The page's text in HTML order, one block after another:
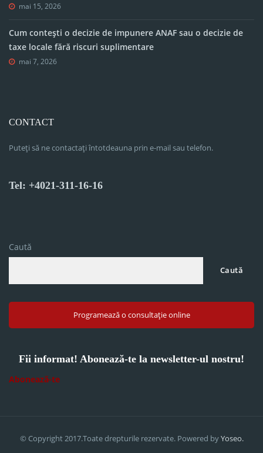
mai 15, 2026
Cum contești o decizie de impunere ANAF sau o decizie de
taxe locale fără riscuri suplimentare
mai 7, 2026
CONTACT
Puteți să ne contactați întotdeauna prin e-mail sau telefon.
Tel: +4021-311-16-16
Caută
Caută
Programează o consultație online
Fii informat! Abonează-te la newsletter-ul nostru!
Abonează-te
© Copyright 2017.Toate drepturile rezervate. Powered byYoseo.